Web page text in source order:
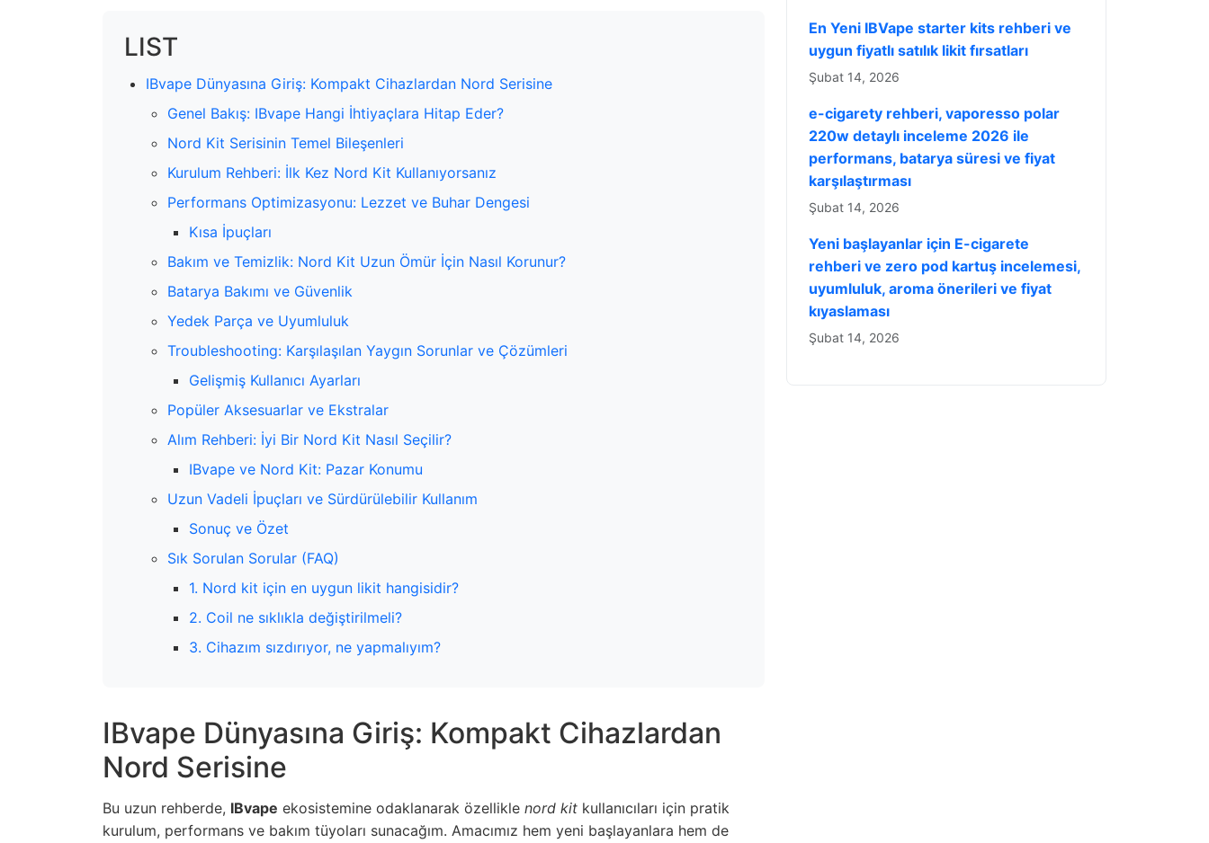
LIST
IBvape Dünyasına Giriş: Kompakt Cihazlardan Nord Serisine
Genel Bakış: IBvape Hangi İhtiyaçlara Hitap Eder?
Nord Kit Serisinin Temel Bileşenleri
Kurulum Rehberi: İlk Kez Nord Kit Kullanıyorsanız
Performans Optimizasyonu: Lezzet ve Buhar Dengesi
Kısa İpuçları
Bakım ve Temizlik: Nord Kit Uzun Ömür İçin Nasıl Korunur?
Batarya Bakımı ve Güvenlik
Yedek Parça ve Uyumluluk
Troubleshooting: Karşılaşılan Yaygın Sorunlar ve Çözümleri
Gelişmiş Kullanıcı Ayarları
Popüler Aksesuarlar ve Ekstralar
Alım Rehberi: İyi Bir Nord Kit Nasıl Seçilir?
IBvape ve Nord Kit: Pazar Konumu
Uzun Vadeli İpuçları ve Sürdürülebilir Kullanım
Sonuç ve Özet
Sık Sorulan Sorular (FAQ)
1. Nord kit için en uygun likit hangisidir?
2. Coil ne sıklıkla değiştirilmeli?
3. Cihazım sızdırıyor, ne yapmalıyım?
IBvape Dünyasına Giriş: Kompakt Cihazlardan
Nord Serisine
Bu uzun rehberde, IBvape ekosistemine odaklanarak özellikle nord kit kullanıcıları için pratik
kurulum, performans ve bakım tüyoları sunacağım. Amacımız hem yeni başlayanlara hem de
En Yeni IBVape starter kits rehberi ve
uygun fiyatlı satılık likit fırsatları
Şubat 14, 2026
e-cigarety rehberi, vaporesso polar
220w detaylı inceleme 2026 ile
performans, batarya süresi ve fiyat
karşılaştırması
Şubat 14, 2026
Yeni başlayanlar için E-cigarete
rehberi ve zero pod kartuş incelemesi,
uyumluluk, aroma önerileri ve fiyat
kıyaslaması
Şubat 14, 2026